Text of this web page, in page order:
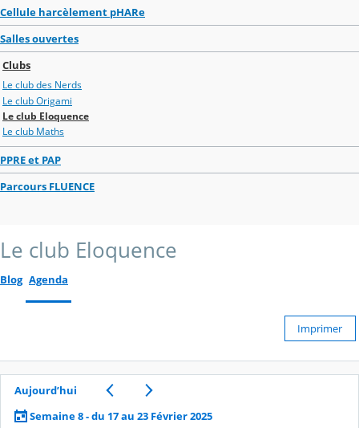
Cellule harcèlement pHARe
Salles ouvertes
Clubs
Le club des Nerds
Le club Origami
Le club Eloquence
Le club Maths
PPRE et PAP
Parcours FLUENCE
Le club Eloquence
Blog Agenda
Imprimer
Aujourd’hui
Semaine 8 - du 17 au 23 Février 2025